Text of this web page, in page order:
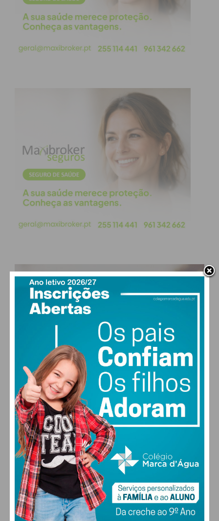
Eu li e concordo com os
condições
PAÇOS DE FERREIRA
17°
clear sky
MAX 17 • MIN 17
30°
SEX
28
SÁB
27 °
DOM
29 °
SEG
FARMACIAS DE SERVIÇO EM PAÇOS DE
FERREIRA